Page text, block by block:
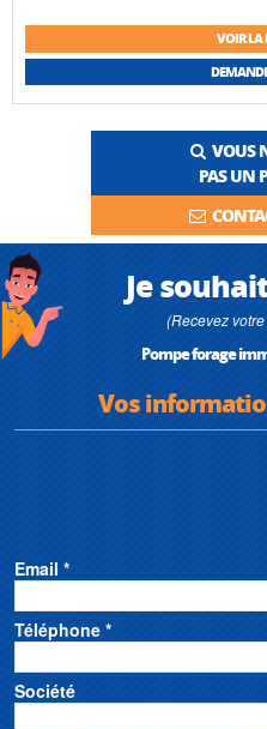
VOIR LA
VOUS
PAS UN
Je
(Recevez
Pompe forage
Vos
Email *
Téléphone *
Société